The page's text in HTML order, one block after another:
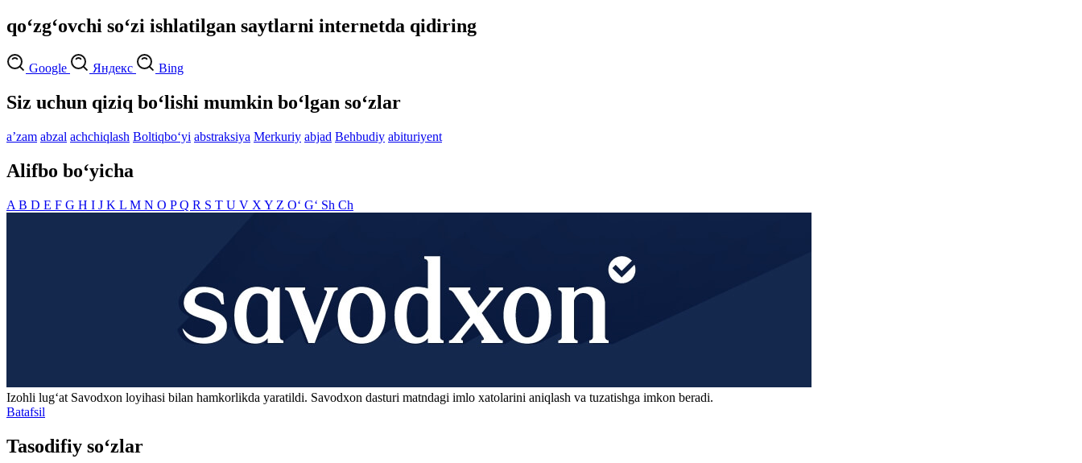
qo‘zg‘ovchi so‘zi ishlatilgan saytlarni internetda qidiring
Google Яндекс Bing
Siz uchun qiziq bo‘lishi mumkin bo‘lgan so‘zlar
aʼzam abzal achchiqlash Boltiqbo‘yi abstraksiya Merkuriy abjad Behbudiy abituriyent
Alifbo bo‘yicha
A B D E F G H I J K L M N O PQ R S T U V X Y Z O‘ G‘ Sh Ch
Izohli lugʻat Savodxon loyihasi bilan hamkorlikda yaratildi. Savodxon dasturi matndagi imlo xatolarini aniqlash va tuzatishga imkon beradi.
Batafsil
Tasodifiy so‘zlar